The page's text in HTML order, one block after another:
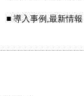
■ 導入事例,最新情報